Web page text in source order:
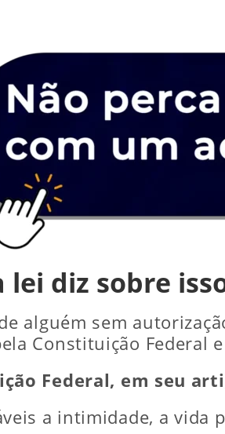
lei diz sobre
alguém sem
Constituição Federal
Federal, em seu
a intimidade, a vida